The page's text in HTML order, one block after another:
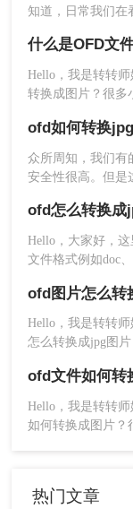
知道，日常我们在
件格式很多小伙伴
伴们都会习惯将
编辑，打开也是个
什么是OFD文
Hello，我是转转
转换成图片？很多
台的话，很多小伙
式，有需要的小
ofd如何转换
众所周知，我们有
安全性很高。但是
知道ofd到底是什
师，来试试吧。
Hello，大家好，
文件格式例如doc
况。OFD文件可以
怎么转换成jpg图
吧～
Hello，我是转转
怎么转换成jpg图
传到一些平台的话
换为jpg格式，有
吧！
Hello，我是转转
如何转换成图片？
热门文章